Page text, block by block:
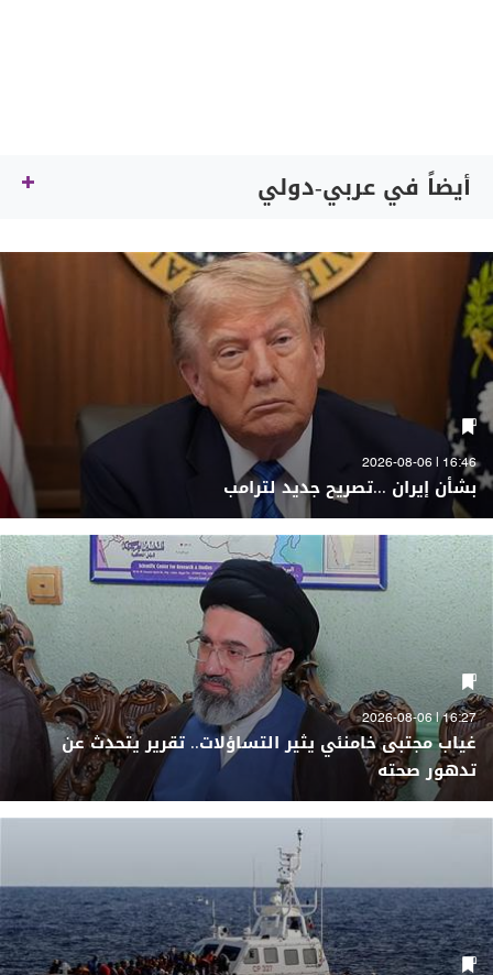
أيضاً في عربي-دولي
16:46 | 2026-08-06
بشأن إيران ...تصريح جديد لترامب
16:27 | 2026-08-06
غياب مجتبى خامنئي يثير التساؤلات.. تقرير يتحدث عن
تدهور صحته